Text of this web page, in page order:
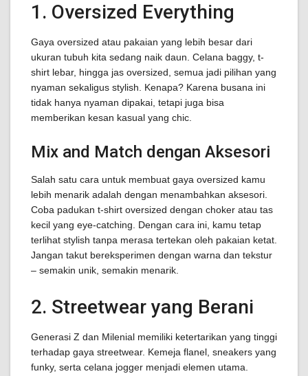
1. Oversized Everything
Gaya oversized atau pakaian yang lebih besar dari
ukuran tubuh kita sedang naik daun. Celana baggy, t-
shirt lebar, hingga jas oversized, semua jadi pilihan yang
nyaman sekaligus stylish. Kenapa? Karena busana ini
tidak hanya nyaman dipakai, tetapi juga bisa
memberikan kesan kasual yang chic.
Mix and Match dengan Aksesori
Salah satu cara untuk membuat gaya oversized kamu
lebih menarik adalah dengan menambahkan aksesori.
Coba padukan t-shirt oversized dengan choker atau tas
kecil yang eye-catching. Dengan cara ini, kamu tetap
terlihat stylish tanpa merasa tertekan oleh pakaian ketat.
Jangan takut bereksperimen dengan warna dan tekstur
– semakin unik, semakin menarik.
2. Streetwear yang Berani
Generasi Z dan Milenial memiliki ketertarikan yang tinggi
terhadap gaya streetwear. Kemeja flanel, sneakers yang
funky, serta celana jogger menjadi elemen utama.